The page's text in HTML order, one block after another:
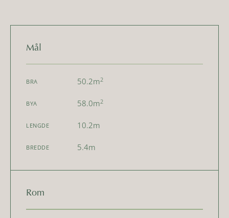
Mål
BRA 50.2m2
BYA 58.0m2
LENGDE 10.2m
BREDDE 5.4m
Rom